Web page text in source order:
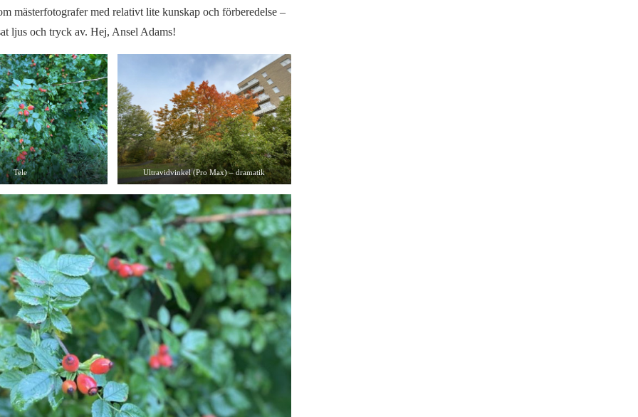
mästerfotografer med relativt lite kunskap och förberedelse –
ljus och tryck av. Hej, Ansel Adams!
Tele Ultravidvinkel (Pro Max) – dramatik